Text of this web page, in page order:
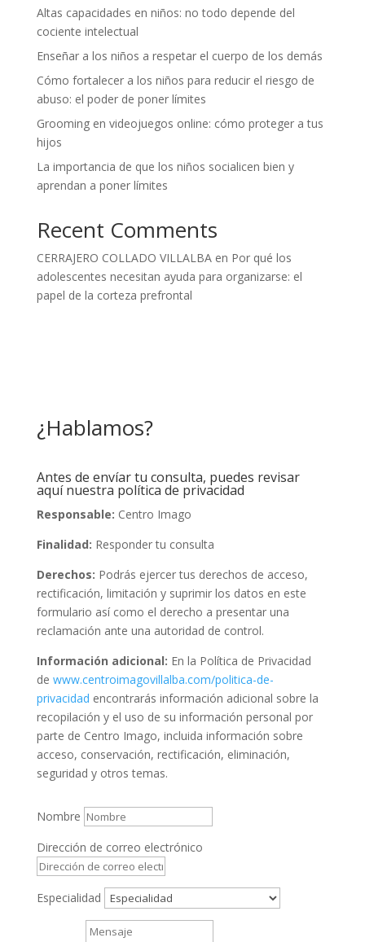
Altas capacidades en niños: no todo depende del
cociente intelectual
Enseñar a los niños a respetar el cuerpo de los demás
Cómo fortalecer a los niños para reducir el riesgo de
abuso: el poder de poner límites
Grooming en videojuegos online: cómo proteger a tus
hijos
La importancia de que los niños socialicen bien y
aprendan a poner límites
Recent Comments
CERRAJERO COLLADO VILLALBAen Por qué los
adolescentes necesitan ayuda para organizarse: el
papel de la corteza prefrontal
¿Hablamos?
Antes de envíar tu consulta, puedes revisar
aquí nuestra política de privacidad
Responsable: Centro Imago
Finalidad: Responder tu consulta
Derechos: Podrás ejercer tus derechos de acceso,
rectificación, limitación y suprimir los datos en este
formulario así como el derecho a presentar una
reclamación ante una autoridad de control.
Información adicional: En la Política de Privacidad
de www.centroimagovillalba.com/politica-de-
privacidad encontrarás información adicional sobre la
recopilación y el uso de su información personal por
parte de Centro Imago, incluida información sobre
acceso, conservación, rectificación, eliminación,
seguridad y otros temas.
Nombre
Dirección de correo electrónico
Especialidad